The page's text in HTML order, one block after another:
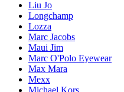
Liu Jo
Longchamp
Lozza
Marc Jacobs
Maui Jim
Marc O'Polo Eyewear
Max Mara
Mexx
Michael Kors